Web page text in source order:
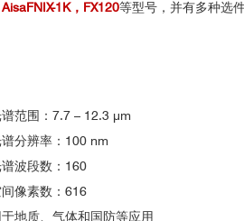
1K，FX120等型号，并有多种选
范围：7.7 – 12.3 μm
分辨率：100 nm
波段数：160
像素数：616
地质、气体和国防等应用
，数据波段
of Photogrammetry and Remote
observation missions.Acta
302, 15
33, Issue 1, July 1990,
41, Issues 2–3,
Cove..
专业高光谱服务25年